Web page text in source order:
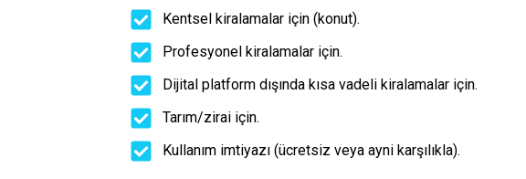
Kentsel kiralamalar için (konut).
Profesyonel kiralamalar için.
Dijital platform dışında kısa vadeli kiralamalar için.
Tarım/zirai için.
Kullanım imtiyazı (ücretsiz veya ayni karşılıkla).